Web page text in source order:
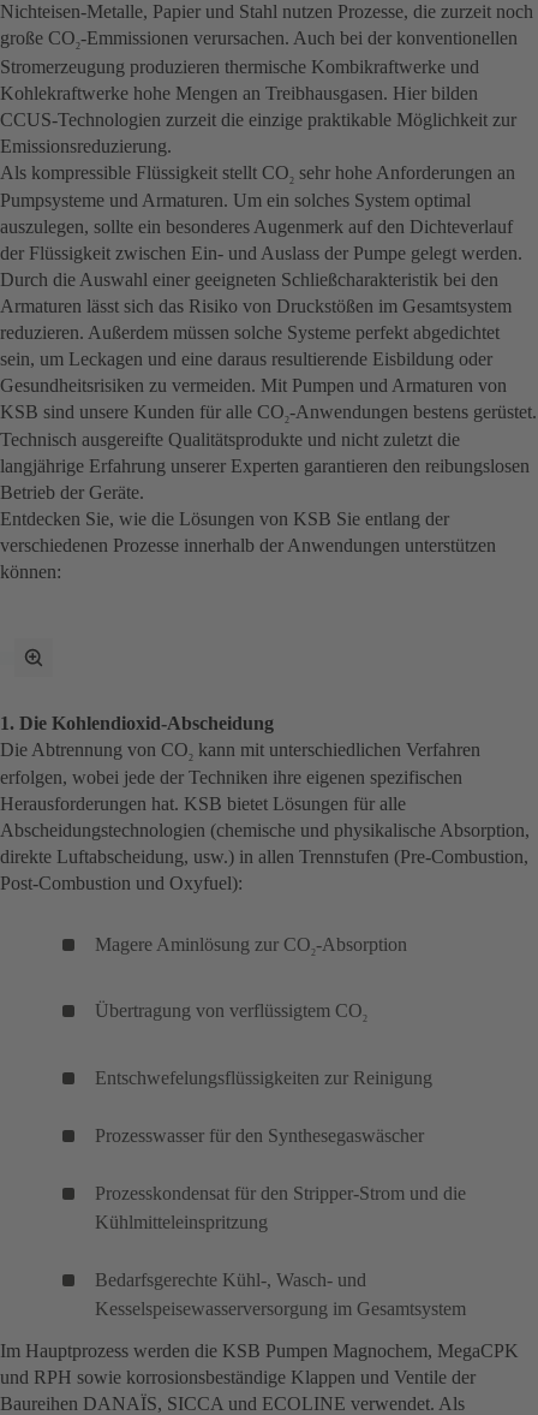
Nichteisen-Metalle, Papier und Stahl nutzen Prozesse, die zurzeit noch
große CO2-Emmissionen verursachen. Auch bei der konventionellen
Stromerzeugung produzieren thermische Kombikraftwerke und
Kohlekraftwerke hohe Mengen an Treibhausgasen. Hier bilden
CCUS-Technologien zurzeit die einzige praktikable Möglichkeit zur
Emissionsreduzierung.
Als kompressible Flüssigkeit stellt CO2 sehr hohe Anforderungen an
Pumpsysteme und Armaturen. Um ein solches System optimal
auszulegen, sollte ein besonderes Augenmerk auf den Dichteverlauf
der Flüssigkeit zwischen Ein- und Auslass der Pumpe gelegt werden.
Durch die Auswahl einer geeigneten Schließcharakteristik bei den
Armaturen lässt sich das Risiko von Druckstößen im Gesamtsystem
reduzieren. Außerdem müssen solche Systeme perfekt abgedichtet
sein, um Leckagen und eine daraus resultierende Eisbildung oder
Gesundheitsrisiken zu vermeiden. Mit Pumpen und Armaturen von
KSB sind unsere Kunden für alle CO2-Anwendungen bestens gerüstet.
Technisch ausgereifte Qualitätsprodukte und nicht zuletzt die
langjährige Erfahrung unserer Experten garantieren den reibungslosen
Betrieb der Geräte.
Entdecken Sie, wie die Lösungen von KSB Sie entlang der
verschiedenen Prozesse innerhalb der Anwendungen unterstützen
können:
Vollbildmodus
1. Die Kohlendioxid-Abscheidung
Die Abtrennung von CO2 kann mit unterschiedlichen Verfahren
erfolgen, wobei jede der Techniken ihre eigenen spezifischen
Herausforderungen hat. KSB bietet Lösungen für alle
Abscheidungstechnologien (chemische und physikalische Absorption,
direkte Luftabscheidung, usw.) in allen Trennstufen (Pre-Combustion,
Post-Combustion und Oxyfuel):
Magere Aminlösung zur CO2-Absorption
Übertragung von verflüssigtem CO2
Entschwefelungsflüssigkeiten zur Reinigung
Prozesswasser für den Synthesegaswäscher
Prozesskondensat für den Stripper-Strom und die
Kühlmitteleinspritzung
Bedarfsgerechte Kühl-, Wasch- und
Kesselspeisewasserversorgung im Gesamtsystem
Im Hauptprozess werden die KSB Pumpen Magnochem, MegaCPK
und RPH sowie korrosionsbeständige Klappen und Ventile der
Baureihen DANAÏS, SICCA und ECOLINE verwendet. Als